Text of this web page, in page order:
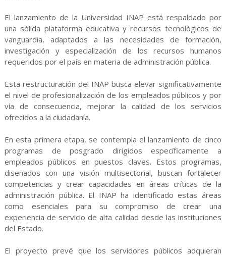
El lanzamiento de la Universidad INAP está respaldado por
una sólida plataforma educativa y recursos tecnológicos de
vanguardia, adaptados a las necesidades de formación,
investigación y especialización de los recursos humanos
requeridos por el país en materia de administración pública.
Esta restructuración del INAP busca elevar significativamente
el nivel de profesionalización de los empleados públicos y por
vía de consecuencia, mejorar la calidad de los servicios
ofrecidos a la ciudadanía.
En esta primera etapa, se contempla el lanzamiento de cinco
programas de posgrado dirigidos específicamente a
empleados públicos en puestos claves. Estos programas,
diseñados con una visión multisectorial, buscan fortalecer
competencias y crear capacidades en áreas críticas de la
administración pública. El INAP ha identificado estas áreas
como esenciales para su compromiso de crear una
experiencia de servicio de alta calidad desde las instituciones
del Estado.
El proyecto prevé que los servidores públicos adquieran